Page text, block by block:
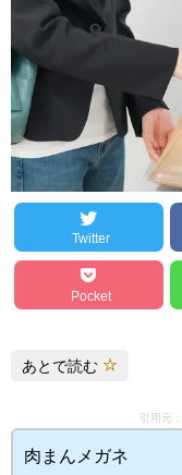
Twitter
Pocket
あとで読む
引用元：
肉まんメガネ